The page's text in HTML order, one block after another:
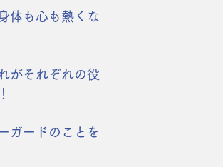
体も心も熱くな
がそれぞれの役
ガードのことを